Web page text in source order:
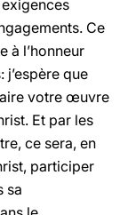
Ce
à l’honneur
que
votre œuvre
Et par les
ce sera, en
participer
sa